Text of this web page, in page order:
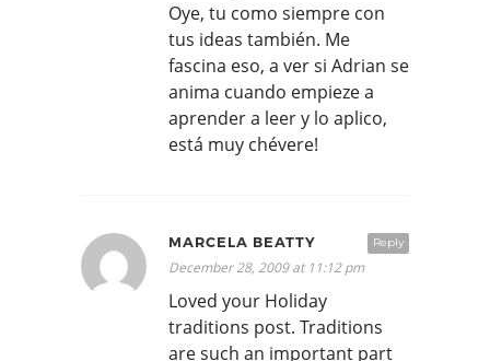
Oye, tu como siempre con
tus ideas también. Me
fascina eso, a ver si Adrian se
anima cuando empieze a
aprender a leer y lo aplico,
está muy chévere!
Reply
MARCELA BEATTY
December 28, 2009 at 11:12 pm
Loved your Holiday
traditions post. Traditions
are such an important part